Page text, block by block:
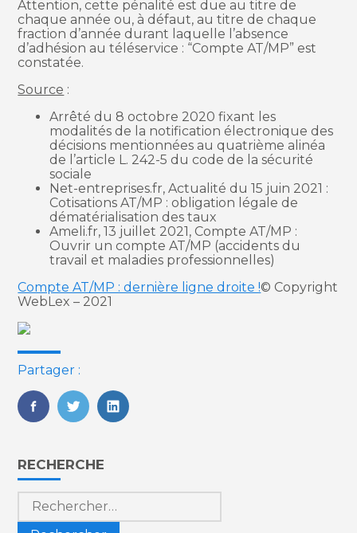
Attention, cette pénalité est due au titre de
chaque année ou, à défaut, au titre de chaque
fraction d’année durant laquelle l’absence
d’adhésion au téléservice : “Compte AT/MP” est
constatée.
Source :
Arrêté du 8 octobre 2020 fixant les
modalités de la notification électronique des
décisions mentionnées au quatrième alinéa
de l’article L. 242-5 du code de la sécurité
sociale
Net-entreprises.fr, Actualité du 15 juin 2021 :
Cotisations AT/MP : obligation légale de
dématérialisation des taux
Ameli.fr, 13 juillet 2021, Compte AT/MP :
Ouvrir un compte AT/MP (accidents du
travail et maladies professionnelles)
Compte AT/MP : dernière ligne droite !© Copyright
WebLex – 2021
Partager :
FaceBook
TwitterLinkedIn
Blog
sidebar
RECHERCHE
Rechercher :